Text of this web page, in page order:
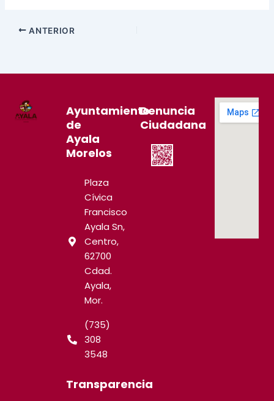
ANTERIOR
Ayuntamiento
de
Ayala
Morelos
Plaza
Cívica
Francisco
Ayala Sn,
Centro,
62700
Cdad.
Ayala,
Mor.
(735)
308
3548
Transparencia
Denuncia
Ciudadana